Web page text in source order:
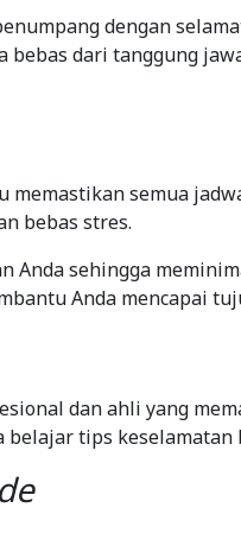
dengan
bebas dari tanggung
memastikan semua
bebas stres.
Anda sehingga
Anda mencapai
dan ahli yang
belajar tips keselamatan